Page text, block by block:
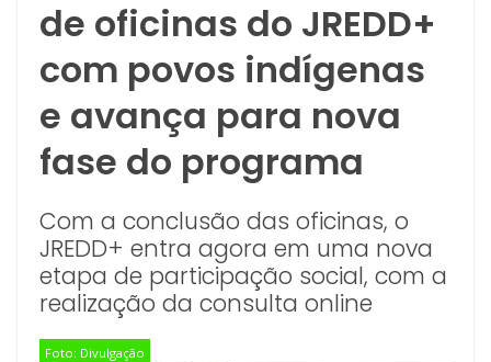
de oficinas do JREDD+
com povos indígenas
e avança para nova
fase do programa
Com a conclusão das oficinas, o
JREDD+ entra agora em uma nova
etapa de participação social, com a
realização da consulta online
Foto: Divulgação